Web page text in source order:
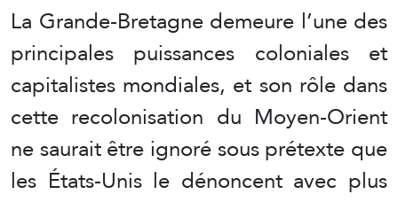
La Grande-Bretagne demeure l’une des
principales puissances coloniales et
capitalistes mondiales, et son rôle dans
cette recolonisation du Moyen-Orient
ne saurait être ignoré sous prétexte que
les États-Unis le dénoncent avec plus